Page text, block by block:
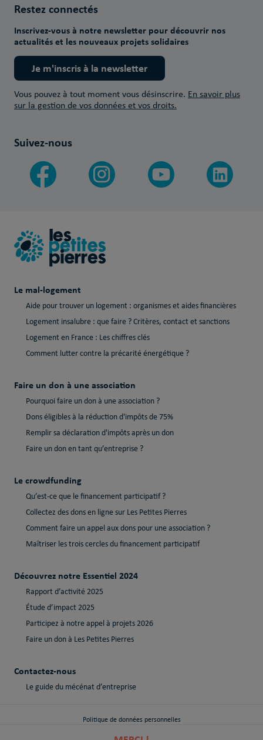
Restez connectés
Inscrivez-vous à notre newsletter pour découvrir nos
actualités et les nouveaux projets solidaires
Je m'inscris à la newsletter
Vous pouvez à tout moment vous désinscrire. En savoir plus
sur la gestion de vos données et vos droits.
Suivez-nous
Le mal-logement
Aide pour trouver un logement : organismes et aides financières
Logement insalubre : que faire ? Critères, contact et sanctions
Logement en France : Les chiffres clés
Comment lutter contre la précarité énergétique ?
Faire un don à une association
Pourquoi faire un don à une association ?
Dons éligibles à la réduction d'impôts de 75%
Remplir sa déclaration d'impôts après un don
Faire un don en tant qu’entreprise ?
Le crowdfunding
Qu’est-ce que le financement participatif ?
Collectez des dons en ligne sur Les Petites Pierres
Comment faire un appel aux dons pour une association ?
Maîtriser les trois cercles du financement participatif
Découvrez notre Essentiel 2024
Rapport d’activité 2025
Étude d’impact 2025
Participez à notre appel à projets 2026
Faire un don à Les Petites Pierres
Contactez-nous
Le guide du mécénat d’entreprise
Politique de données personnelles
Politique de cookies